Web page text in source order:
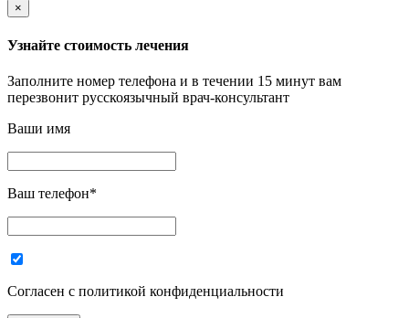
×
Узнайте стоимость лечения
Заполните номер телефона и в течении 15 минут вам
перезвонит русскоязычный врач-консультант
Ваши имя
Ваш телефон*
Согласен с политикой конфиденциальности